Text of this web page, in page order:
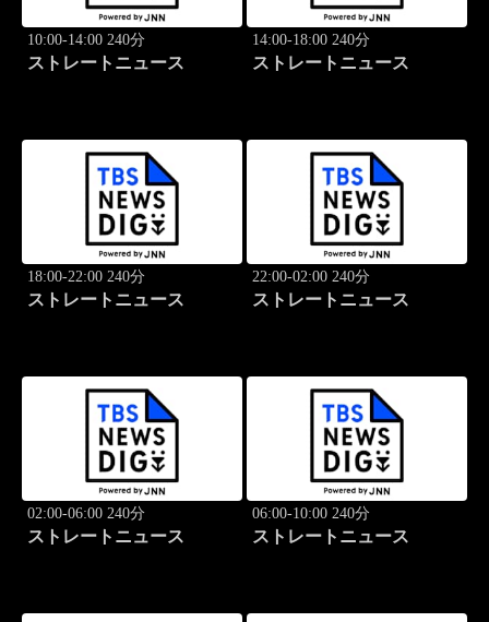
10:00-14:00 240分
ストレートニュース
14:00-18:00 240分
ストレートニュース
18:00-22:00 240分
ストレートニュース
22:00-02:00 240分
ストレートニュース
02:00-06:00 240分
ストレートニュース
06:00-10:00 240分
ストレートニュース